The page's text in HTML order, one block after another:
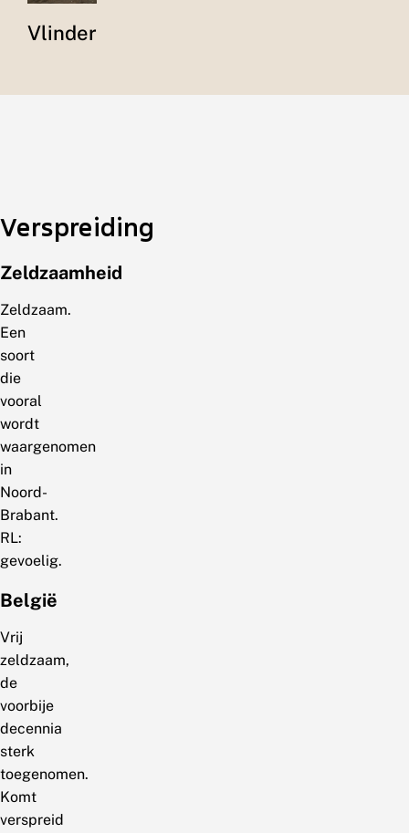
Vlinder
Verspreiding
Zeldzaamheid
Zeldzaam.
Een
soort
die
vooral
wordt
waargenomen
in
Noord-
Brabant.
RL:
gevoelig.
België
Vrij
zeldzaam,
de
voorbije
decennia
sterk
toegenomen.
Komt
verspreid